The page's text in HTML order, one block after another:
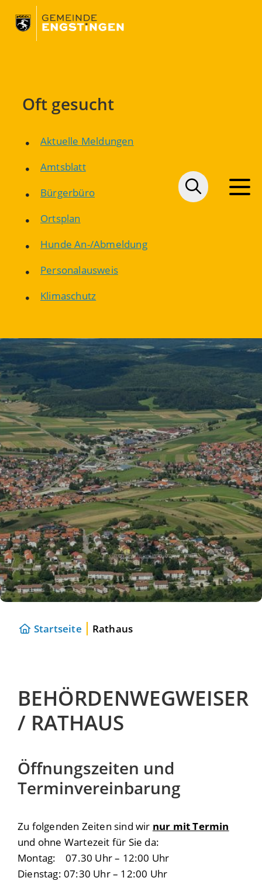
Oft gesucht
Aktuelle Meldungen
Amtsblatt
Bürgerbüro
Ortsplan
Hunde An-/Abmeldung
Personalausweis
Klimaschutz
Startseite Rathaus
BEHÖRDENWEGWEISER
/ RATHAUS
Öffnungszeiten und
Terminvereinbarung
Zu folgenden Zeiten sind wir nur mit Termin
und ohne Wartezeit für Sie da:
Montag: 07.30 Uhr – 12:00 Uhr
Dienstag: 07:30 Uhr – 12:00 Uhr